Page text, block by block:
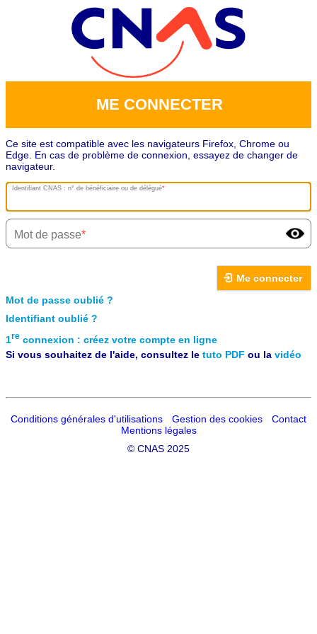
ME CONNECTER
Ce site est compatible avec les navigateurs Firefox, Chrome ou
Edge. En cas de problème de connexion, essayez de changer de
navigateur.
Identifiant CNAS : n° de bénéficiaire ou de délégué
Mot de passe
Me connecter
Mot de passe oublié ?
Identifiant oublié ?
1re connexion : créez votre compte en ligne
Si vous souhaitez de l'aide, consultez le tuto PDF ou la vidéo
Conditions générales d'utilisations Gestion des cookies
Contact
Mentions légales
© CNAS 2025